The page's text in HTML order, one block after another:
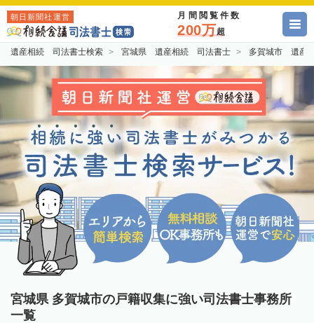
朝日新聞社運営 月間閲覧件数
200万超
遺産相続 司法書士検索 宮城県 遺産相続 司法書士 多賀城市 遺産
宮城県 多賀城市の戸籍収集に強い司法書士事務所
一覧